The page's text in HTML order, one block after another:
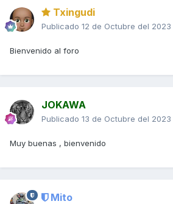
Txingudi
Publicado 12 de Octubre del 2023
Bienvenido al foro
JOKAWA
Publicado 13 de Octubre del 2023
Muy buenas , bienvenido
Mito